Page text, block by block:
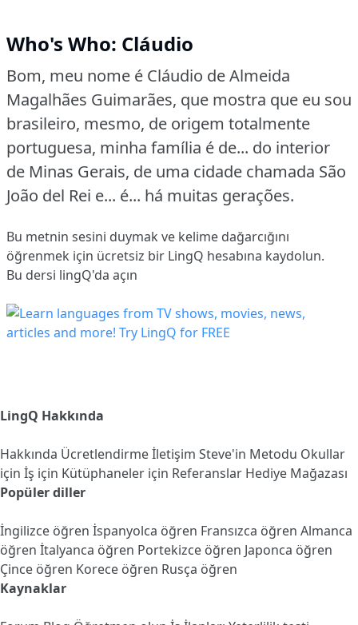
Who's Who: Cláudio
Bom, meu nome é Cláudio de Almeida
Magalhães Guimarães, que mostra que eu sou
brasileiro, mesmo, de origem totalmente
portuguesa, minha família é de... do interior
de Minas Gerais, de uma cidade chamada São
João del Rei e... é... há muitas gerações.
Bu metnin sesini duymak ve kelime dağarcığını
öğrenmek için ücretsiz bir LingQ hesabına kaydolun.
Bu dersi lingQ'da açın
LingQ Hakkında
Hakkında Ücretlendirmeİletişim Steve'in Metodu Okullar
için İş için Kütüphaneler için Referanslar Hediye Mağazası
Popüler diller
İngilizce öğren İspanyolca öğren Fransızca öğren Almanca
öğren İtalyanca öğren Portekizce öğren Japonca öğren
Çince öğren Korece öğren Rusça öğren
Kaynaklar